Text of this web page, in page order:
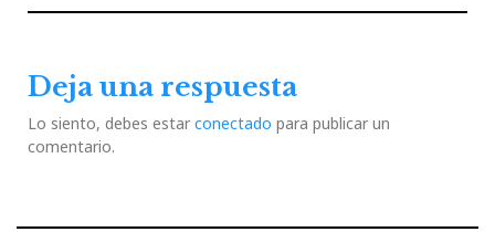
entradas
Deja una respuesta
Lo siento, debes estar conectado para publicar un
comentario.